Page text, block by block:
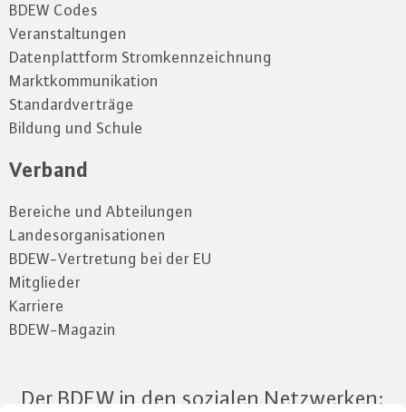
BDEW Codes
Veranstaltungen
Datenplattform Stromkennzeichnung
Marktkommunikation
Standardverträge
Bildung und Schule
Verband
Bereiche und Abteilungen
Landesorganisationen
BDEW-Vertretung bei der EU
Mitglieder
Karriere
BDEW-Magazin
Der BDEW in den sozialen Netzwerken: